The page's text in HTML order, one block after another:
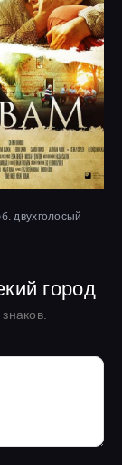
двухголосый
город